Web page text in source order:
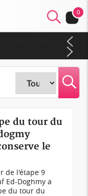
0
du tour du
le
de l'étape 9
Ed-Doghmy a
du tour du